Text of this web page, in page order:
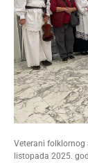
Veterani folklornog
listopada 2025.